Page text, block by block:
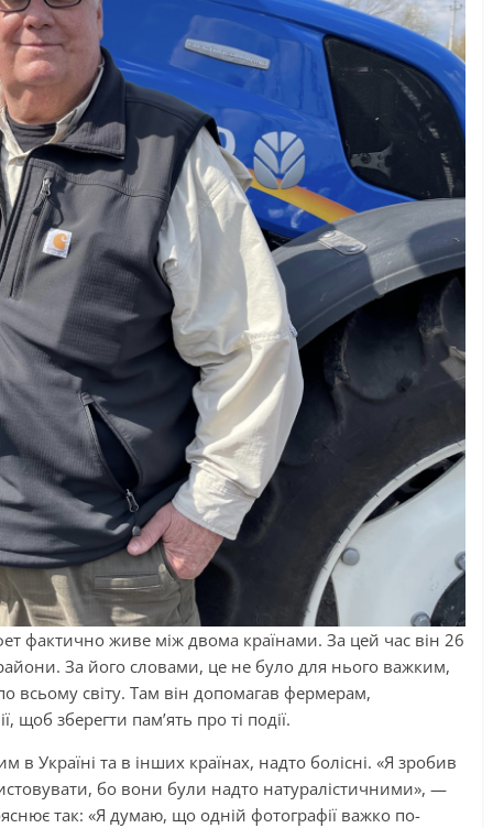
фактично живе між двома країнами. За цей час він 26
За його словами, це не було для нього важким,
всьому світу. Там він допомагав фермерам,
щоб зберегти пам’ять про ті події.
в Україні та в інших країнах, надто болісні. «Я зробив
бо вони були надто натуралістичними», —
так: «Я думаю, що одній фотографії важко по-